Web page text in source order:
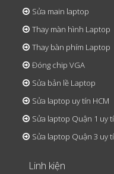
Sửa main laptop
Thay màn hình Laptop
Thay bàn phím Laptop
Đóng chip VGA
Sửa bản lề Laptop
Sửa laptop uy tín HCM
Sửa laptop Quận 1 uy
Sửa laptop Quận 3 uy
Linh kiện